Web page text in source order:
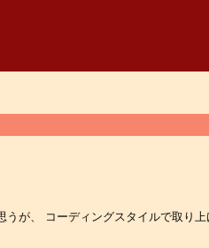
が、 コーディングスタイルで取り